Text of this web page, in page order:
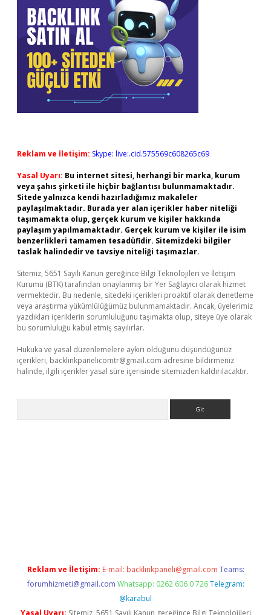
Reklam ve İletişim: Skype: live:.cid.575569c608265c69
Yasal Uyarı: Bu internet sitesi, herhangi bir marka, kurum
veya şahıs şirketi ile hiçbir bağlantısı bulunmamaktadır.
Sitede yalnızca kendi hazırladığımız makaleler
paylaşılmaktadır. Burada yer alan içerikler haber niteliği
taşımamakta olup, gerçek kurum ve kişiler hakkında
paylaşım yapılmamaktadır. Gerçek kurum ve kişiler ile isim
benzerlikleri tamamen tesadüfidir. Sitemizdeki bilgiler
taslak halindedir ve tavsiye niteliği taşımazlar.
Sitemiz, 5651 Sayılı Kanun gereğince Bilgi Teknolojileri ve İletişim
Kurumu (BTK) tarafından onaylanmış bir Yer Sağlayıcı olarak hizmet
vermektedir. Bu nedenle, sitedeki içerikleri proaktif olarak denetleme
veya araştırma yükümlülüğümüz bulunmamaktadır. Ancak, üyelerimiz
yazdıkları içeriklerin sorumluluğunu taşımakta olup, siteye üye olarak
bu sorumluluğu kabul etmiş sayılırlar.
Hukuka ve yasal düzenlemelere aykırı olduğunu düşündüğünüz
içerikleri, backlinkpanelicomtr@gmail.com adresine bildirmeniz
halinde, ilgili içerikler yasal süre içerisinde sitemizden kaldırılacaktır.
Reklam ve İletişim: E-mail: backlinkpaneli@gmail.com Teams:
forumhizmeti@gmail.com Whatsapp: 0262 606 0 726 Telegram:
@karabul
Yasal Uyarı: Sitemiz, 5651 Sayılı Kanun gereğince Bilgi Teknolojileri